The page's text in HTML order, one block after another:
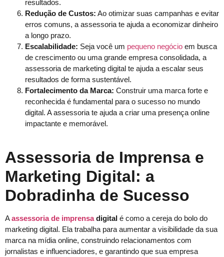
resultados.
Redução de Custos: Ao otimizar suas campanhas e evitar
erros comuns, a assessoria te ajuda a economizar dinheiro
a longo prazo.
Escalabilidade: Seja você um pequeno negócio em busca
de crescimento ou uma grande empresa consolidada, a
assessoria de marketing digital te ajuda a escalar seus
resultados de forma sustentável.
Fortalecimento da Marca: Construir uma marca forte e
reconhecida é fundamental para o sucesso no mundo
digital. A assessoria te ajuda a criar uma presença online
impactante e memorável.
Assessoria de Imprensa e
Marketing Digital: a
Dobradinha de Sucesso
Aassessoria de imprensadigital é como a cereja do bolo do
marketing digital. Ela trabalha para aumentar a visibilidade da sua
marca na mídia online, construindo relacionamentos com
jornalistas e influenciadores, e garantindo que sua empresa